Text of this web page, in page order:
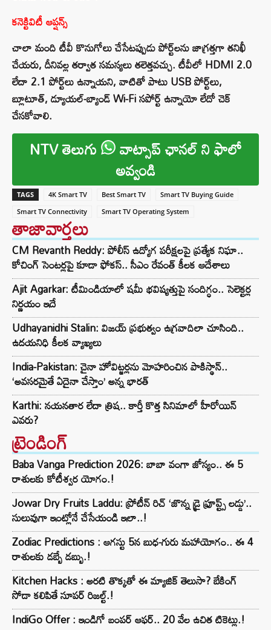
కనెక్టివిటీ ఆప్షన్స్
చాలా మంది టీవీ కొనుగోలు చేసేటప్పుడు పోర్ట్‌లను జాగ్రత్తగా తనిఖీ
చేయరు, దీనివల్ల తర్వాత సమస్యలు తలెత్తవచ్చు. టీవీలో HDMI 2.0
లేదా 2.1 పోర్ట్‌లు ఉన్నాయని, వాటితో పాటు USB పోర్ట్‌లు,
బ్లూటూత్, డ్యూయల్-బ్యాండ్ Wi-Fi సపోర్ట్ ఉన్నాయో లేదో చెక్
చేసకోవాలి.
NTV తెలుగు వాట్సాప్ ఛానల్ ని ఫాలో
అవ్వండి
TAGS 4K Smart TV Best Smart TV
Smart TV Buying Guide
Smart TV Connectivity
Smart TV Operating System
తాజావార్తలు
CM Revanth Reddy: పోలీస్ ఉద్యోగ పరీక్షలపై ప్రత్యేక నిఘా..
కోచింగ్ సెంటర్లపై కూడా ఫోకస్.. సీఎం రేవంత్ కీలక ఆదేశాలు
Ajit Agarkar: టీమిండియాలో షమీ భవిష్యత్తుపై సందిగ్ధం.. సెలెక్టర్ల
నిర్ణయం ఇదే
Udhayanidhi Stalin: విజయ్ ప్రభుత్వం ఉగ్రవాదిలా చూసింది..
ఉదయనిధి కీలక వ్యాఖ్యలు
India-Pakistan: చైనా హోవిట్జర్లను మోహరించిన పాకిస్థాన్..
‘అవసరమైతే ఏదైనా చేస్తాం’ అన్న భారత్
Karthi: నయనతార లేదా త్రిష.. కార్తీ కొత్త సినిమాలో హీరోయిన్
ఎవరు?
ట్రెండింగ్‌
Baba Vanga Prediction 2026: బాబా వంగా జోస్యం.. ఈ 5
రాశులకు కోటీశ్వర యోగం.!
Jowar Dry Fruits Laddu: ప్రోటీన్ రిచ్ ‘జొన్న డ్రై ఫ్రూప్ట్స్ లడ్డు’..
సులువుగా ఇంట్లోనే చేసేయండి ఇలా..!
Zodiac Predictions : ఆగస్టు 5న బుధ-గురు మహాయోగం.. ఈ 4
రాశులకు డబ్బే డబ్బు.!
Kitchen Hacks : అరటి తొక్కతో ఈ మ్యాజిక్ తెలుసా? బేకింగ్
సోడా కలిపితే సూపర్ రిజల్ట్.!
IndiGo Offer : ఇండిగో బంపర్ ఆఫర్.. 20 వేల ఉచిత టికెట్లు.!